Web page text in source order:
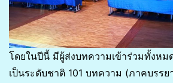
โดยในปีนี้ มีผู้ส่งบทความเข้าร่วมทั้งหม
เป็นระดับชาติ 101 บทความ (ภาคบรร